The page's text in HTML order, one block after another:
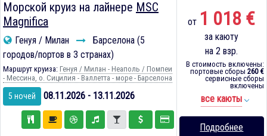
Морской круиз на лайнере MSC
Magnifica
Генуя / Милан
Барселона (5
городов/портов в 3 странах)
Маршрут круиза: Генуя / Милан - Неаполь / Помпеи
- Мессина, о. Сицилия - Валлетта - море - Барселона
5 ночей 08.11.2026 - 13.11.2026
от 1 018 €
за каюту
на 2 взр.
В стоимость включены:
портовые сборы 260 €
сервисные сборы
включены
все каюты
Подробнее